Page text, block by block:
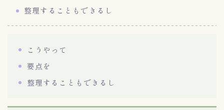
整理することもできるし
こうやって
要点を
整理することもできるし